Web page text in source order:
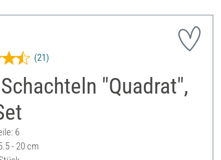
"Quadrat",
(21)
6
- 20 cm